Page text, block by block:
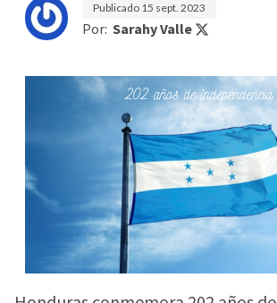
Publicado 15 sept. 2023
Por: Sarahy Valle